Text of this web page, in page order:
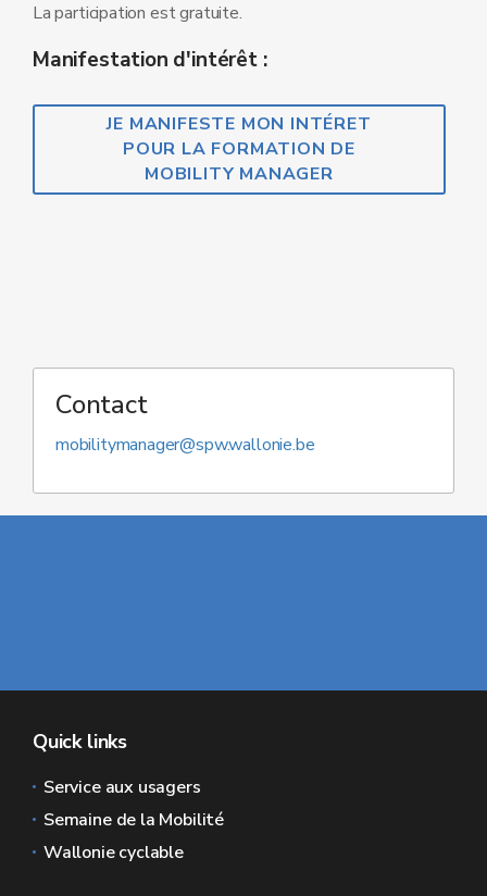
La participation est gratuite.
Manifestation d'intérêt :
JE MANIFESTE MON INTÉRET
POUR LA FORMATION DE
MOBILITY MANAGER
Contact
mobilitymanager@spw.wallonie.be
Quick links
Service aux usagers
Semaine de la Mobilité
Wallonie cyclable